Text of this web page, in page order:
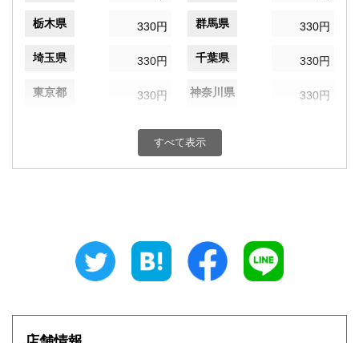
栃木県 330円 群馬県 330円
埼玉県 330円 千葉県 330円
東京都 330円 神奈川県 330円
330円 富山県
330円 三重県
大阪府
すべて表示